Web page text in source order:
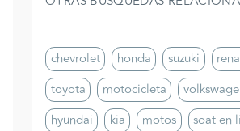
chevrolet honda suzuki
toyota
motocicleta
hyundai
kia motos
soat en